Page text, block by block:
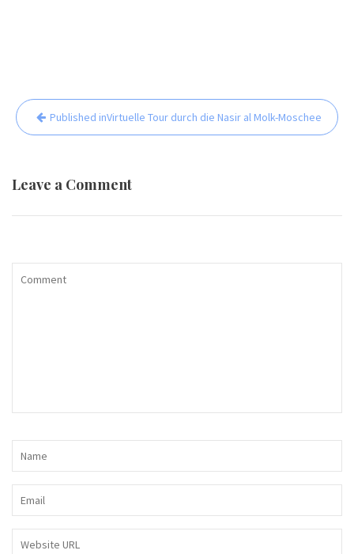
Beitrags-
Navigation
Published inVirtuelle Tour durch die Nasir al Molk-Moschee
Leave a Comment